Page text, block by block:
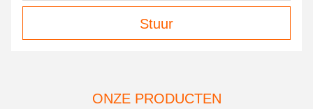
Stuur
ONZE PRODUCTEN